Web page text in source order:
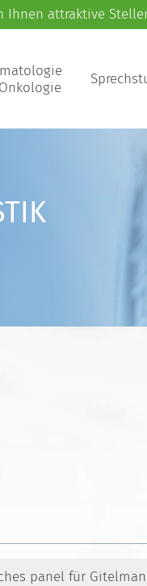
Ihnen attraktive
panel für